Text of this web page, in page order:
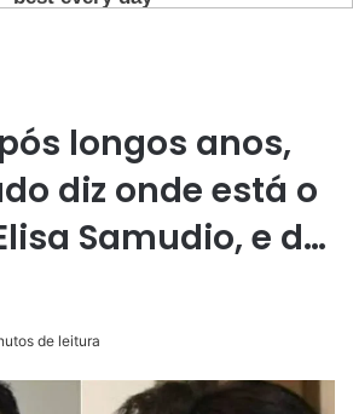
longos anos,
diz onde está o
Samudio, e d…
de leitura